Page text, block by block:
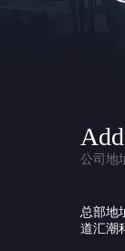
公司地
总部地
道汇潮